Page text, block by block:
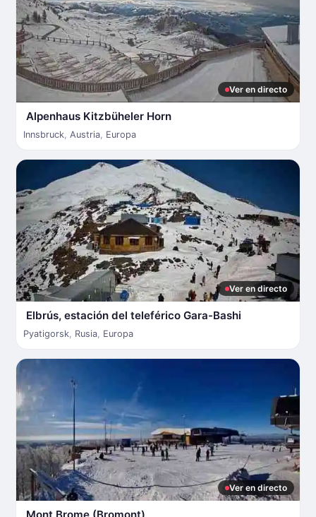
Ver en directo
Alpenhaus Kitzbüheler Horn
Innsbruck, Austria, Europa
Ver en directo
Elbrús, estación del teleférico Gara-Bashi
Pyatigorsk, Rusia, Europa
Ver en directo